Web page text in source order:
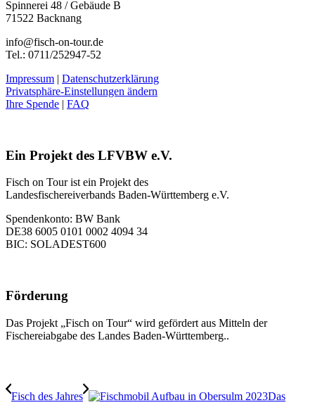
Spinnerei 48 / Gebäude B
71522 Backnang
info@fisch-on-tour.de
Tel.: 0711/252947-52
Impressum | Datenschutzerklärung
Privatsphäre-Einstellungen ändern
Ihre Spende | FAQ
Ein Projekt des LFVBW e.V.
Fisch on Tour ist ein Projekt des
Landesfischereiverbands Baden-Württemberg e.V.
Spendenkonto: BW Bank
DE38 6005 0101 0002 4094 34
BIC: SOLADEST600
Förderung
Das Projekt „Fisch on Tour“ wird gefördert aus Mitteln der
Fischereiabgabe des Landes Baden-Württemberg..
Fisch des Jahres
Das